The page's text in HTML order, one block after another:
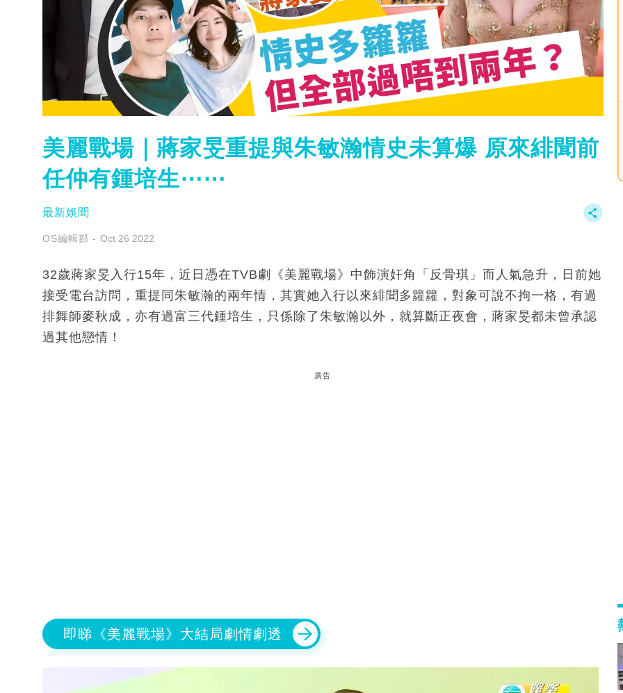
美麗戰場｜蔣家旻重提與朱敏瀚情史未算爆 原來緋聞前
任仲有鍾培生⋯⋯
最新娛聞
OS編輯部 Oct 26 2022
32歲蔣家旻入行15年，近日憑在TVB劇《美麗戰場》中飾演奸角「反骨琪」而人氣急升，日前她
接受電台訪問，重提同朱敏瀚的兩年情，其實她入行以來緋聞多籮籮，對象可說不拘一格，有過
排舞師麥秋成，亦有過富三代鍾培生，只係除了朱敏瀚以外，就算斷正夜會，蔣家旻都未曾承認
過其他戀情！
廣告
即睇《美麗戰場》大結局劇情劇透